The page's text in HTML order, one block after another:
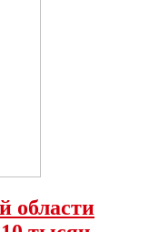
области